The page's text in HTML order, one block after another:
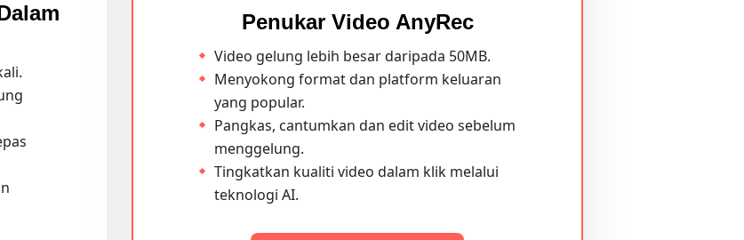
Penukar Video AnyRec
Video gelung lebih besar daripada 50MB.
Menyokong format dan platform keluaran
yang popular.
Pangkas, cantumkan dan edit video sebelum
menggelung.
Tingkatkan kualiti video dalam klik melalui
teknologi AI.